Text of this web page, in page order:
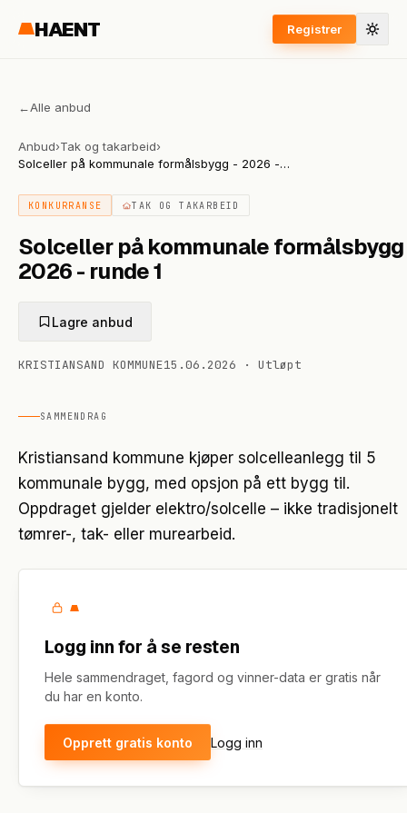
HAENT Registrer
←Alle anbud
Anbud›Tak og takarbeid›
Solceller på kommunale formålsbygg - 2026 -
KONKURRANSE TAK OG TAKARBEID
Solceller på kommunale
2026 - runde 1
Lagre anbud
KRISTIANSAND KOMMUNE15.06.2026 · Utløpt
SAMMENDRAG
Kristiansand kommune kjøper solcelleanlegg til 5
kommunale bygg, med opsjon på ett bygg til.
Oppdraget gjelder elektro/solcelle – ikke tradisjonelt
tømrer-, tak- eller murearbeid.
Logg inn for å se resten
Hele sammendraget, fagord og vinner-data er gratis når
du har en konto.
Opprett gratis konto Logg inn